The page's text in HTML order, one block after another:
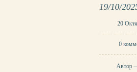
19/10/
20
0
Автор